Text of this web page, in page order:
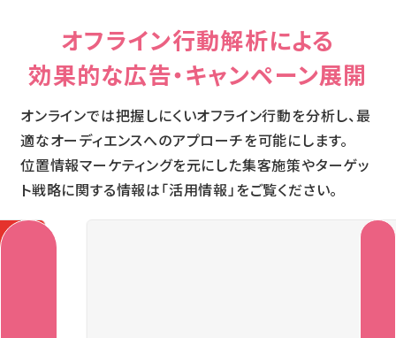
オフライン行動解析による
効果的な広告・キャンペーン展開
オンラインでは把握しにくいオフライン行動を分析し、最
適なオーディエンスへのアプローチを可能にします。
位置情報マーケティングを元にした集客施策やターゲッ
ト戦略に関する情報は「活用情報」をご覧ください。